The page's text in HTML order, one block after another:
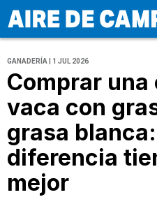
GANADERÍA | 1 JUL 2026
Comprar una
vaca con
grasa
diferencia
mejor